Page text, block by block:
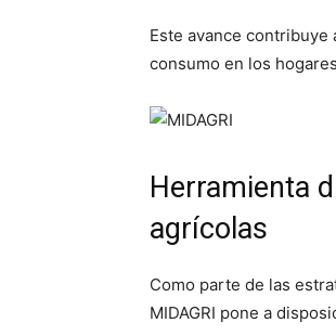
Este avance
consumo en los
Herramienta
agrícolas
Como parte de las
MIDAGRI pone a